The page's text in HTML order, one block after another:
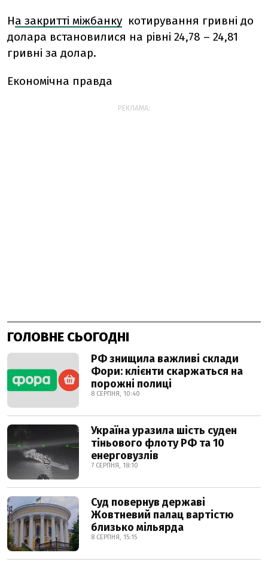
На закритті міжбанку котирування гривні до
долара встановилися на рівні 24,78 – 24,81
гривні за долар.
Економічна правда
РЕКЛАМА:
ГОЛОВНЕ СЬОГОДНІ
РФ знищила важливі склади
Фори: клієнти скаржаться на
порожні полиці
8 СЕРПНЯ, 10:40
Україна уразила шість суден
тіньового флоту РФ та 10
енерговузлів
7 СЕРПНЯ, 18:10
Суд повернув державі
Жовтневий палац вартістю
близько мільярда
8 СЕРПНЯ, 15:15